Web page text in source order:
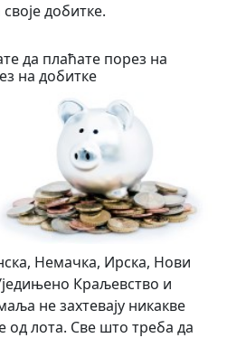
добитке.
да плаћате порез на
на добитке
Немачка, Ирска, Нови
Краљевство и
не захтевају никакве
од лота. Све што треба да